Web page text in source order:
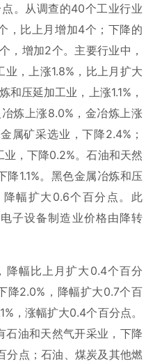
。从调查的40个工业行业
，比上月增加4个；下降的
，增加2个。主要行业中，
，上涨1.8%，比上月扩大
压延加工业，上涨1.1%，
炼上涨8.0%，金冶炼上涨
属矿采选业，下降2.4%；
，下降0.2%。石油和天然
1.1%。黑色金属冶炼和压
降幅扩大0.6个百分点。此
子设备制造业价格由降转
降幅比上月扩大0.4个百分
降2.0%，降幅扩大0.7个百
，涨幅扩大0.4个百分点。
石油和天然气开采业，下降
分点；石油、煤炭及其他燃